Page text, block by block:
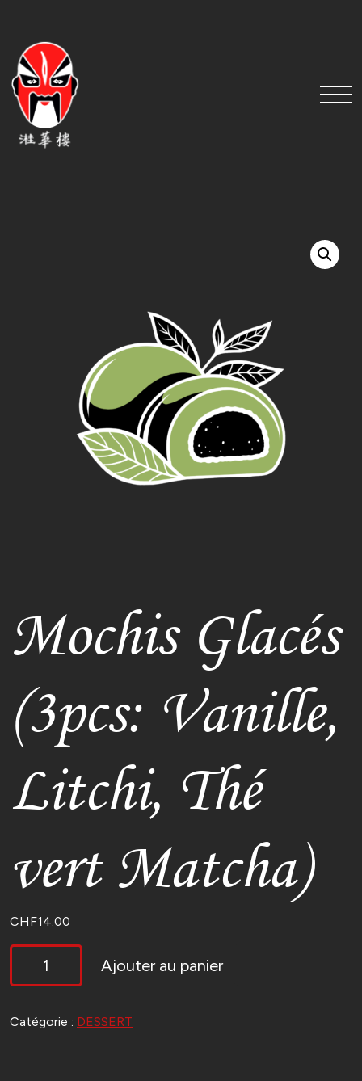
Mochis Glacés
(3pcs: Vanille,
Litchi, Thé
vert Matcha)
CHF14.00
QUANTITÉ
MOCHIS
VANILLE,
Ajouter au panier
Catégorie : DESSERT